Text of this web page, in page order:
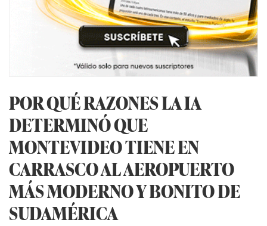
POR QUÉ RAZONES LA IA
DETERMINÓ QUE
MONTEVIDEO TIENE EN
CARRASCO AL AEROPUERTO
MÁS MODERNO Y BONITO DE
SUDAMÉRICA